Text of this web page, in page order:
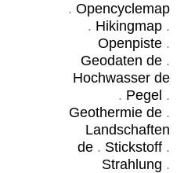
. Opencyclemap
. Hikingmap.
Openpiste.
Geodaten de.
Hochwasser de
. Pegel .
Geothermie de.
Landschaften
de. Stickstoff.
Strahlung .